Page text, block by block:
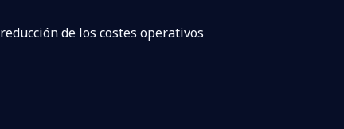
reducción de los costes operativos